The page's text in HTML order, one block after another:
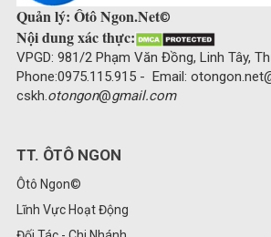
Quản lý: Ôtô Ngon.Net©
Nội dung xác thực:
VPGD: 981/2 Phạm Văn Đồng, Linh Tây,
Phone:0975.115.915 - Email:
cskh.otongon@gmail.com
TT. ÔTÔ NGON
Ôtô Ngon©
Lĩnh Vực Hoạt Động